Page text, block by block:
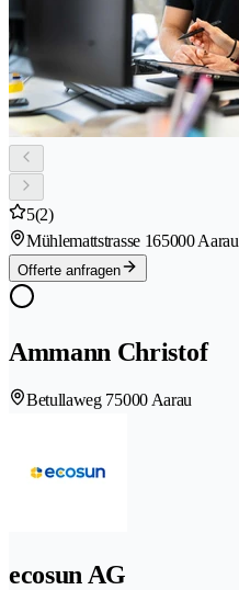
5(2)
Mühlemattstrasse 165000 Aarau
Offerte anfragen
Ammann Christof
Betullaweg 75000 Aarau
ecosun AG